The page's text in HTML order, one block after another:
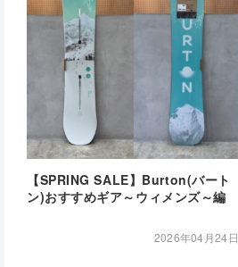
【SPRING SALE】Burton(バート
ン)おすすめギア～ウィメンズ～編
2026年04月24日